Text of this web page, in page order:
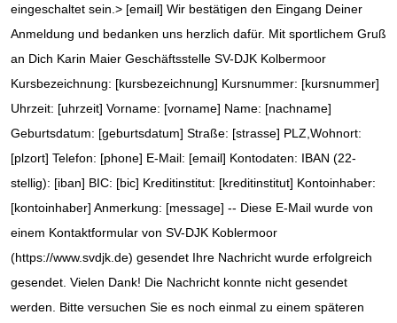
eingeschaltet sein. > [email] Wir bestätigen den Eingang Deiner
Anmeldung und bedanken uns herzlich dafür. Mit sportlichem Gruß
an Dich Karin Maier Geschäftsstelle SV-DJK Kolbermoor
Kursbezeichnung: [kursbezeichnung] Kursnummer: [kursnummer]
Uhrzeit: [uhrzeit] Vorname: [vorname] Name: [nachname]
Geburtsdatum: [geburtsdatum] Straße: [strasse] PLZ,Wohnort:
[plzort] Telefon: [phone] E-Mail: [email] Kontodaten: IBAN (22-
stellig): [iban] BIC: [bic] Kreditinstitut: [kreditinstitut] Kontoinhaber:
[kontoinhaber] Anmerkung: [message] -- Diese E-Mail wurde von
einem Kontaktformular von SV-DJK Koblermoor
(https://www.svdjk.de) gesendet Ihre Nachricht wurde erfolgreich
gesendet. Vielen Dank! Die Nachricht konnte nicht gesendet
werden. Bitte versuchen Sie es noch einmal zu einem späteren